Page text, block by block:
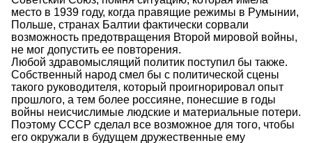
место в 1939 году, когда правящие режимы в Румынии,
Польше, странах Балтии фактически сорвали
возможность предотвращения Второй мировой войны,
не мог допустить ее повторения.
Любой здравомыслящий политик поступил бы также.
Собственный народ смел бы с политической сцены
такого руководителя, который проигнорировал опыт
прошлого, а тем более россияне, понесшие в годы
войны неисчислимые людские и материальные потери.
Поэтому СССР сделал все возможное для того, чтобы
его окружали в будущем дружественные ему